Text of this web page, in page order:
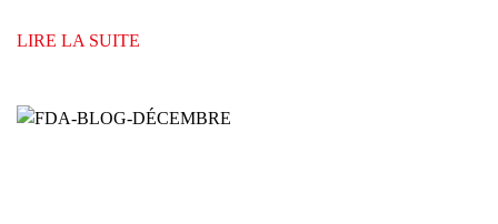
LIRE LA SUITE